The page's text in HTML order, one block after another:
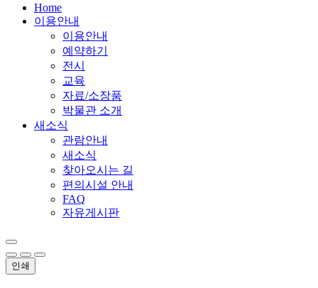
Home
이용안내
이용안내
예약하기
전시
교육
자료/소장품
박물관 소개
새소식
관람안내
새소식
찾아오시는 길
편의시설 안내
FAQ
자유게시판
인쇄